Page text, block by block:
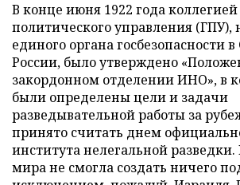
В конце июня 1922 года коллегией
политического управления (ГПУ),
единого органа госбезопасности
России, было утверждено
закордонном отделении ИНО», в
были определены цели и задачи
разведывательной работы за
принято считать днем
института нелегальной
мира не смогла создать ничего